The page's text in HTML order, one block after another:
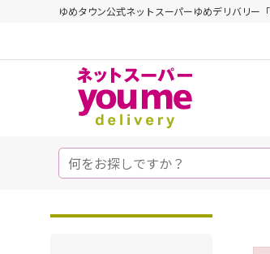
ゆめタウン公式ネットスーパーゆめデリバリー